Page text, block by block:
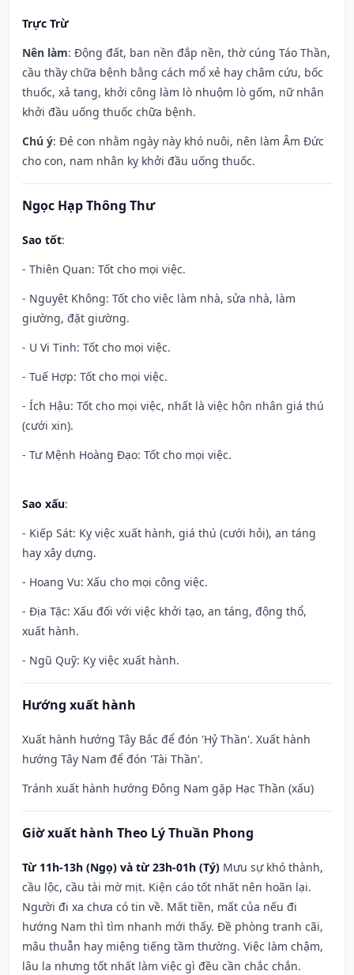
Trực Trừ
Nên làm: Động đất, ban nền đắp nền, thờ cúng Táo Thần,
cầu thầy chữa bệnh bằng cách mổ xẻ hay châm cứu, bốc
thuốc, xả tang, khởi công làm lò nhuộm lò gốm, nữ nhân
khởi đầu uống thuốc chữa bệnh.
Chú ý: Đẻ con nhằm ngày này khó nuôi, nên làm Âm Đức
cho con, nam nhân kỵ khởi đầu uống thuốc.
Ngọc Hạp Thông Thư
Sao tốt:
- Thiên Quan: Tốt cho mọi việc.
- Nguyệt Không: Tốt cho việc làm nhà, sửa nhà, làm
giường, đặt giường.
- U Vi Tinh: Tốt cho mọi việc.
- Tuế Hợp: Tốt cho mọi việc.
- Ích Hậu: Tốt cho mọi việc, nhất là việc hôn nhân giá thú
(cưới xin).
- Tư Mệnh Hoàng Đạo: Tốt cho mọi việc.
Sao xấu:
- Kiếp Sát: Kỵ việc xuất hành, giá thú (cưới hỏi), an táng
hay xây dựng.
- Hoang Vu: Xấu cho mọi công việc.
- Địa Tặc: Xấu đối với việc khởi tạo, an táng, động thổ,
xuất hành.
- Ngũ Quỹ: Kỵ việc xuất hành.
Hướng xuất hành
Xuất hành hướng Tây Bắc để đón 'Hỷ Thần'. Xuất hành
hướng Tây Nam để đón 'Tài Thần'.
Tránh xuất hành hướng Đông Nam gặp Hạc Thần (xấu)
Giờ xuất hành Theo Lý Thuần Phong
Từ 11h-13h (Ngọ) và từ 23h-01h (Tý) Mưu sự khó thành,
cầu lộc, cầu tài mờ mịt. Kiện cáo tốt nhất nên hoãn lại.
Người đi xa chưa có tin về. Mất tiền, mất của nếu đi
hướng Nam thì tìm nhanh mới thấy. Đề phòng tranh cãi,
mâu thuẫn hay miệng tiếng tầm thường. Việc làm chậm,
lâu la nhưng tốt nhất làm việc gì đều cần chắc chắn.